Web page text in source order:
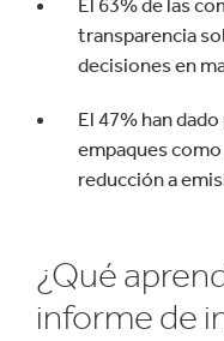
El 63% de las
transparencia
decisiones en
El 47% han
empaques
reducción a
¿Qué
informe de